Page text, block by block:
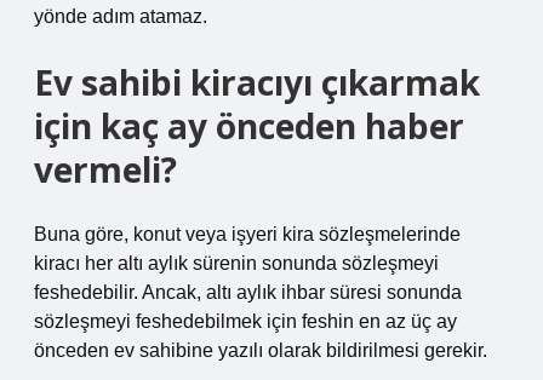
yönde adım atamaz.
Ev sahibi kiracıyı çıkarmak
için kaç ay önceden haber
vermeli?
Buna göre, konut veya işyeri kira sözleşmelerinde
kiracı her altı aylık sürenin sonunda sözleşmeyi
feshedebilir. Ancak, altı aylık ihbar süresi sonunda
sözleşmeyi feshedebilmek için feshin en az üç ay
önceden ev sahibine yazılı olarak bildirilmesi gerekir.